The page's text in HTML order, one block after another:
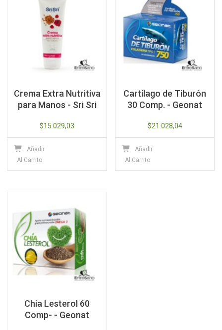
Crema Extra Nutritiva
para Manos - Sri Sri
$15.029,03
Añadir
Al Carrito
Cartílago de Tiburón
30 Comp. - Geonat
$21.028,04
Añadir
Al Carrito
Chia Lesterol 60
Comp- - Geonat